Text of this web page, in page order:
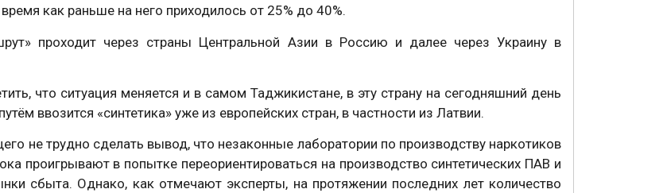
как раньше на него приходилось от 25% до 40%.
проходит через страны Центральной Азии в Россию и далее через Украину в
что ситуация меняется и в самом Таджикистане, в эту страну на сегодняшний день
ввозится «синтетика» уже из европейских стран, в частности из Латвии.
не трудно сделать вывод, что незаконные лаборатории по производству наркотиков
проигрывают в попытке переориентироваться на производство синтетических ПАВ и
сбыта. Однако, как отмечают эксперты, на протяжении последних лет количество